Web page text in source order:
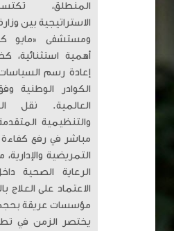
المنطلق،
الاستراتيجية بين
ومستشفى «مايو
أهمية استثنائية،
إعادة رسم السياسات
الكوادر الوطنية
العالمية. ​ نقل
والتنظيمية
مباشر في رفع كفاءة
التمريضية
الرعاية الصحية
الاعتماد على العلاج
مؤسسات عريقة بحجم
يختصر الزمن في